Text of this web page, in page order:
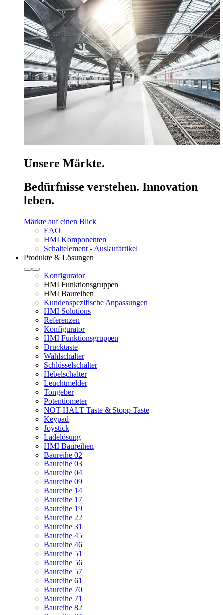
Unsere Märkte.
Bedürfnisse verstehen. Innovation
leben.
Märkte auf einen Blick
EAO
HMI Komponenten
Schaltelement - Auslaufartikel
Produkte & Lösungen
Konfigurator
HMI Funktionsgruppen
HMI Baureihen
Kundenspezifische Anpassungen
HMI Solutions
Referenzen
Konfigurator
HMI Funktionsgruppen
Drucktaste
Wahlschalter
Schlüsselschalter
Hebelschalter
Leuchtmelder
Tongeber
Potentiometer
NOT-HALT Taste & Stopp Taste
Keypad
Joystick
Ladelösung
HMI Baureihen
Baureihe 02
Baureihe 03
Baureihe 04
Baureihe 09
Baureihe 14
Baureihe 17
Baureihe 19
Baureihe 22
Baureihe 31
Baureihe 45
Baureihe 46
Baureihe 51
Baureihe 56
Baureihe 57
Baureihe 61
Baureihe 70
Baureihe 71
Baureihe 82